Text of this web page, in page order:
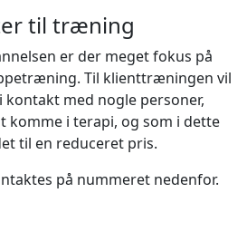
til træning
er der meget fokus på
Til klienttræningen vil
kontakt med nogle personer,
komme i terapi, og som i dette
til en reduceret pris.
på nummeret nedenfor.